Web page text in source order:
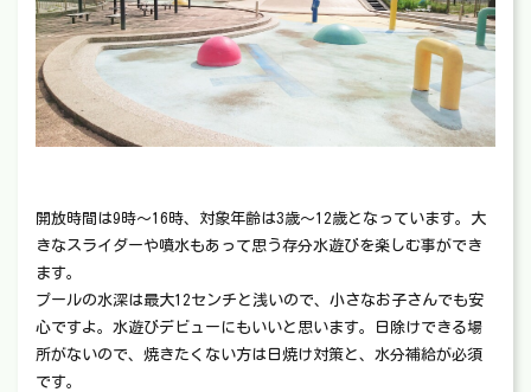
開放時間は9時～16時、対象年齢は3歳～12歳となっています。大
きなスライダーや噴水もあって思う存分水遊びを楽しむ事ができ
ます。
プールの水深は最大12センチと浅いので、小さなお子さんでも安
心ですよ。水遊びデビューにもいいと思います。日除けできる場
所がないので、焼きたくない方は日焼け対策と、水分補給が必須
です。